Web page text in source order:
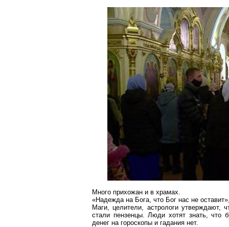
Много прихожан и в храмах.
«Надежда на Бога, что Бог нас не
Маги, целители, астрологи
стали пензенцы. Люди хотят знать, что
денег на гороскопы и гадания нет.